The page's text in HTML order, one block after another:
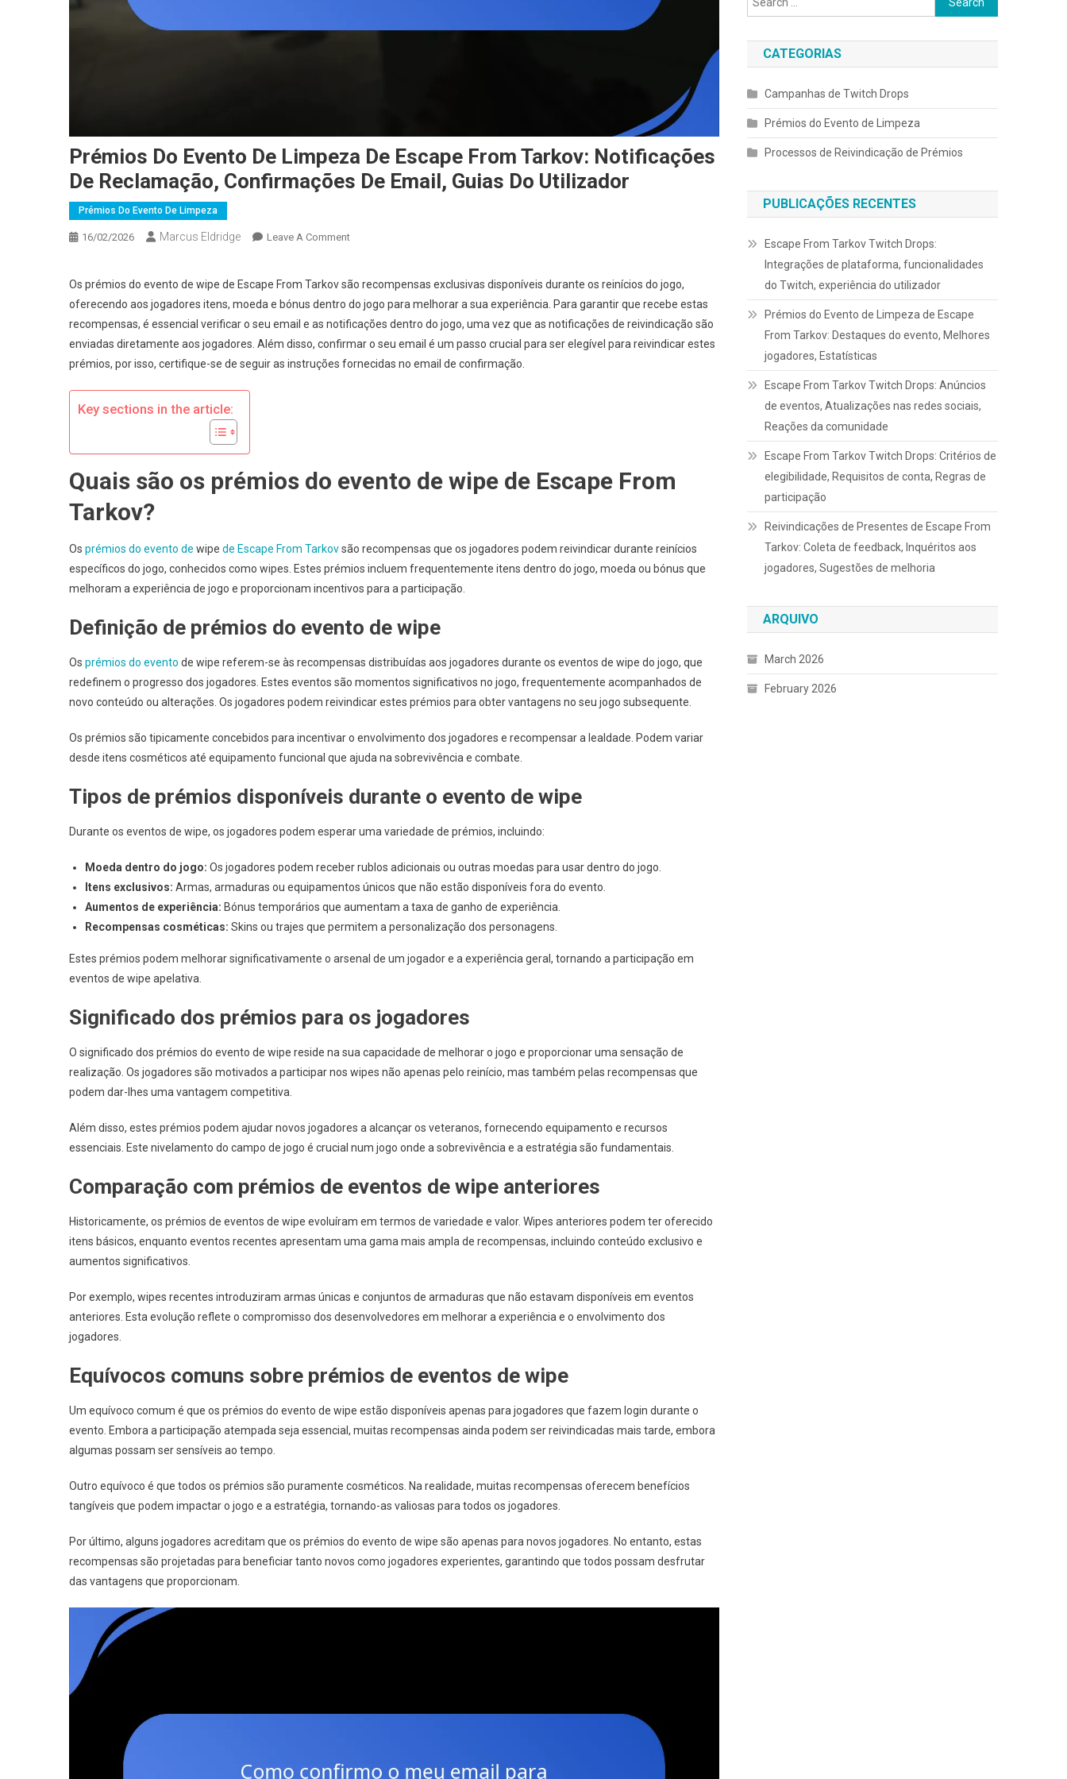
Prémios Do Evento De Limpeza De Escape From Tarkov: Notificações
De Reclamação, Confirmações De Email, Guias Do Utilizador
Prémios Do Evento De Limpeza
16/02/2026 Marcus Eldridge Leave A CommentOn
Evento
De
Limpeza
De
Escape
Confirmações
De
Do
Utilizador
Os prémios do evento de wipe de Escape From Tarkov são recompensas exclusivas disponíveis durante os reinícios do jogo,
oferecendo aos jogadores itens, moeda e bónus dentro do jogo para melhorar a sua experiência. Para garantir que recebe estas
recompensas, é essencial verificar o seu email e as notificações dentro do jogo, uma vez que as notificações de reivindicação são
enviadas diretamente aos jogadores. Além disso, confirmar o seu email é um passo crucial para ser elegível para reivindicar estes
prémios, por isso, certifique-se de seguir as instruções fornecidas no email de confirmação.
Key sections in the article:
Quais são os prémios do evento de wipe de Escape From
Tarkov?
Os prémios do evento de wipe de Escape From Tarkovsão recompensas que os jogadores podem reivindicar durante reinícios
específicos do jogo, conhecidos como wipes. Estes prémios incluem frequentemente itens dentro do jogo, moeda ou bónus que
melhoram a experiência de jogo e proporcionam incentivos para a participação.
Definição de prémios do evento de wipe
Os prémios do evento de wipe referem-se às recompensas distribuídas aos jogadores durante os eventos de wipe do jogo, que
redefinem o progresso dos jogadores. Estes eventos são momentos significativos no jogo, frequentemente acompanhados de
novo conteúdo ou alterações. Os jogadores podem reivindicar estes prémios para obter vantagens no seu jogo subsequente.
Os prémios são tipicamente concebidos para incentivar o envolvimento dos jogadores e recompensar a lealdade. Podem variar
desde itens cosméticos até equipamento funcional que ajuda na sobrevivência e combate.
Tipos de prémios disponíveis durante o evento de wipe
Durante os eventos de wipe, os jogadores podem esperar uma variedade de prémios, incluindo:
Moeda dentro do jogo: Os jogadores podem receber rublos adicionais ou outras moedas para usar dentro do jogo.
Itens exclusivos: Armas, armaduras ou equipamentos únicos que não estão disponíveis fora do evento.
Aumentos de experiência: Bónus temporários que aumentam a taxa de ganho de experiência.
Recompensas cosméticas: Skins ou trajes que permitem a personalização dos personagens.
Estes prémios podem melhorar significativamente o arsenal de um jogador e a experiência geral, tornando a participação em
eventos de wipe apelativa.
Significado dos prémios para os jogadores
O significado dos prémios do evento de wipe reside na sua capacidade de melhorar o jogo e proporcionar uma sensação de
realização. Os jogadores são motivados a participar nos wipes não apenas pelo reinício, mas também pelas recompensas que
podem dar-lhes uma vantagem competitiva.
Além disso, estes prémios podem ajudar novos jogadores a alcançar os veteranos, fornecendo equipamento e recursos
essenciais. Este nivelamento do campo de jogo é crucial num jogo onde a sobrevivência e a estratégia são fundamentais.
Comparação com prémios de eventos de wipe anteriores
Historicamente, os prémios de eventos de wipe evoluíram em termos de variedade e valor. Wipes anteriores podem ter oferecido
itens básicos, enquanto eventos recentes apresentam uma gama mais ampla de recompensas, incluindo conteúdo exclusivo e
aumentos significativos.
Por exemplo, wipes recentes introduziram armas únicas e conjuntos de armaduras que não estavam disponíveis em eventos
anteriores. Esta evolução reflete o compromisso dos desenvolvedores em melhorar a experiência e o envolvimento dos
jogadores.
Equívocos comuns sobre prémios de eventos de wipe
Um equívoco comum é que os prémios do evento de wipe estão disponíveis apenas para jogadores que fazem login durante o
evento. Embora a participação atempada seja essencial, muitas recompensas ainda podem ser reivindicadas mais tarde, embora
algumas possam ser sensíveis ao tempo.
Outro equívoco é que todos os prémios são puramente cosméticos. Na realidade, muitas recompensas oferecem benefícios
tangíveis que podem impactar o jogo e a estratégia, tornando-as valiosas para todos os jogadores.
Por último, alguns jogadores acreditam que os prémios do evento de wipe são apenas para novos jogadores. No entanto, estas
recompensas são projetadas para beneficiar tanto novos como jogadores experientes, garantindo que todos possam desfrutar
das vantagens que proporcionam.
for:
CATEGORIAS
Campanhas de Twitch Drops
Prémios do Evento de Limpeza
Processos de Reivindicação de Prémios
PUBLICAÇÕES RECENTES
Escape From Tarkov Twitch Drops:
Integrações de plataforma, funcionalidades
do Twitch, experiência do utilizador
Prémios do Evento de Limpeza de Escape
From Tarkov: Destaques do evento, Melhores
jogadores, Estatísticas
Escape From Tarkov Twitch Drops: Anúncios
de eventos, Atualizações nas redes sociais,
Reações da comunidade
Escape From Tarkov Twitch Drops: Critérios de
elegibilidade, Requisitos de conta, Regras de
participação
Reivindicações de Presentes de Escape From
Tarkov: Coleta de feedback, Inquéritos aos
jogadores, Sugestões de melhoria
ARQUIVO
March 2026
February 2026